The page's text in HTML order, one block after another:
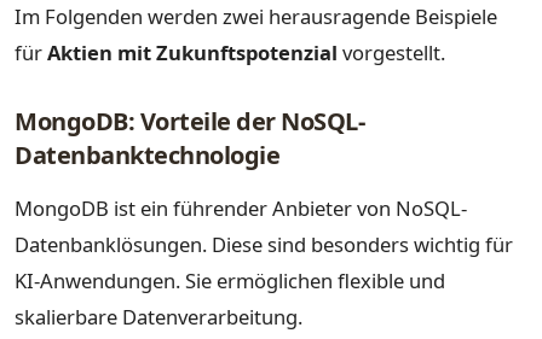
Im Folgenden werden zwei herausragende Beispiele
fürAktien mit Zukunftspotenzial vorgestellt.
MongoDB: Vorteile der NoSQL-
Datenbanktechnologie
MongoDB ist ein führender Anbieter von NoSQL-
Datenbanklösungen. Diese sind besonders wichtig für
KI-Anwendungen. Sie ermöglichen flexible und
skalierbare Datenverarbeitung.